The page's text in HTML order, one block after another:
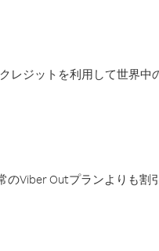
レジットを利用して世界中
Viber Outプランよりも割